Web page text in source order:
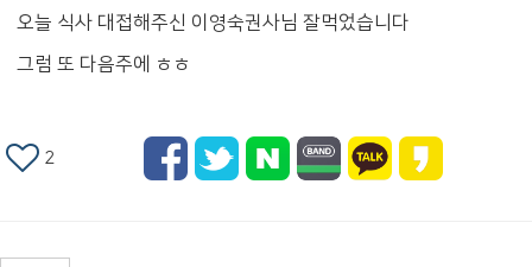
오늘 식사 대접해주신 이영숙권사님 잘먹었습니다
그럼 또 다음주에 ㅎㅎ
2